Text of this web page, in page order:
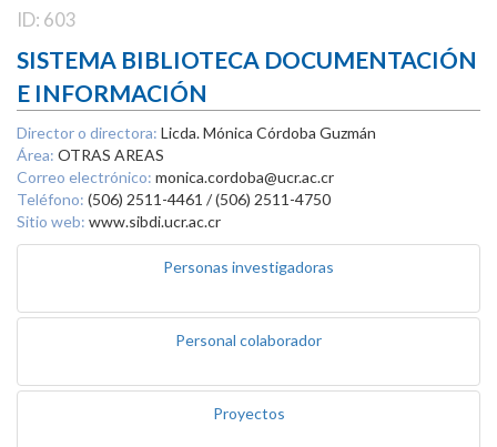
ID: 603
SISTEMA BIBLIOTECA DOCUMENTACIÓN
E INFORMACIÓN
Director o directora: Licda. Mónica Córdoba Guzmán
Área: OTRAS AREAS
Correo electrónico: monica.cordoba@ucr.ac.cr
Teléfono: (506) 2511-4461 / (506) 2511-4750
Sitio web: www.sibdi.ucr.ac.cr
Personas investigadoras
Personal colaborador
Proyectos